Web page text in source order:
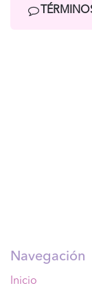
Navegación
Inicio